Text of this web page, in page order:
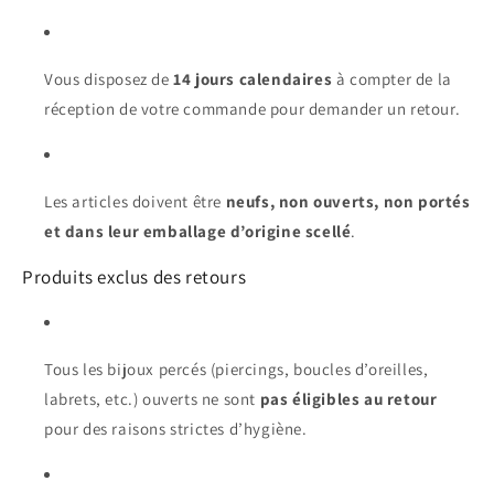
Vous disposez de14 jours calendaires à compter de la
réception de votre commande pour demander un retour.
Les articles doivent être neufs, non ouverts, non portés
et dans leur emballage d’origine scellé.
Produits exclus des retours
Tous les bijoux percés (piercings, boucles d’oreilles,
labrets, etc.) ouverts ne sont pas éligibles au retour
pour des raisons strictes d’hygiène.